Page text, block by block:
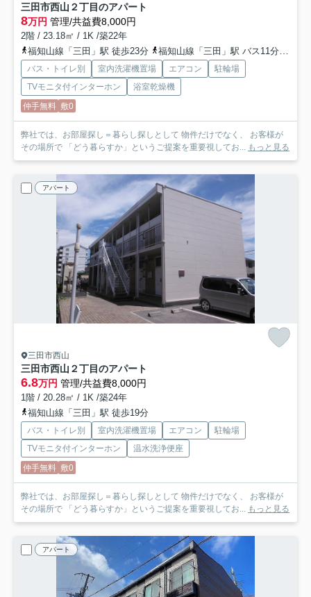
三田市西山２丁目のアパート
8万円 管理/共益費8,000円
2階 / 23.18㎡ / 1K /築22年
福知山線「三田」駅 徒歩23分
福知山線「三田」駅 バス11分 「三田幼稚園前」 停歩4分
バス・トイレ別 室内洗濯機置場 エアコン
駐輪場
TVモニタ付インターホン
浴室乾燥機
仲手無料 敷0
弊社では、お部屋探し＝暮らし探しとして 物件だけでなく、 お客様が
その場所で 「どう暮らすか」というご提案を重要視してお...
もっと見る
アパート
三田市西山
三田市西山２丁目のアパート
6.8万円 管理/共益費8,000円
1階 / 20.28㎡ / 1K /築24年
福知山線「三田」駅 徒歩19分
バス・トイレ別 室内洗濯機置場 エアコン
駐輪場
TVモニタ付インターホン
温水洗浄便座
仲手無料 敷0
弊社では、お部屋探し＝暮らし探しとして 物件だけでなく、 お客様が
その場所で 「どう暮らすか」というご提案を重要視してお...
もっと見る
アパート